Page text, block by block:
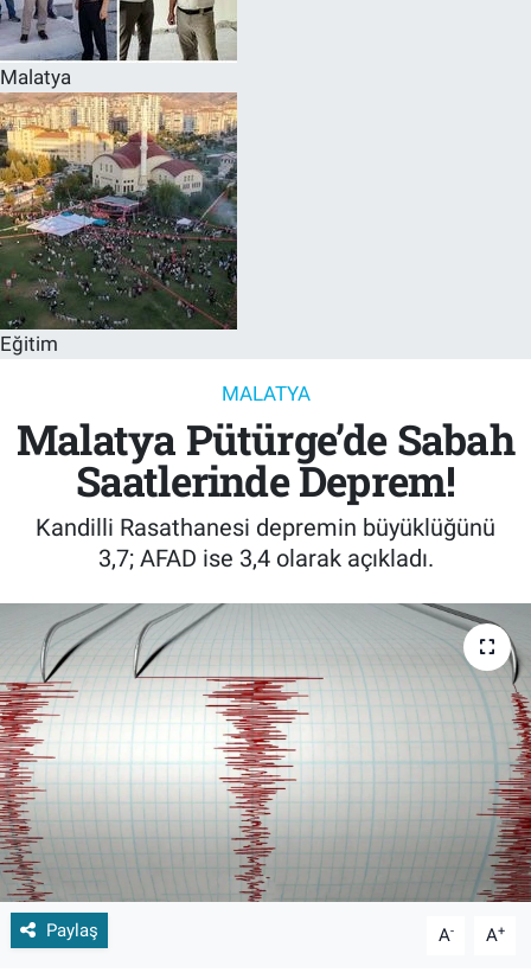
Malatya
Eğitim
MALATYA
Malatya Pütürge’de Sabah
Saatlerinde Deprem!
Kandilli Rasathanesi depremin büyüklüğünü
3,7; AFAD ise 3,4 olarak açıkladı.
Paylaş A- A+